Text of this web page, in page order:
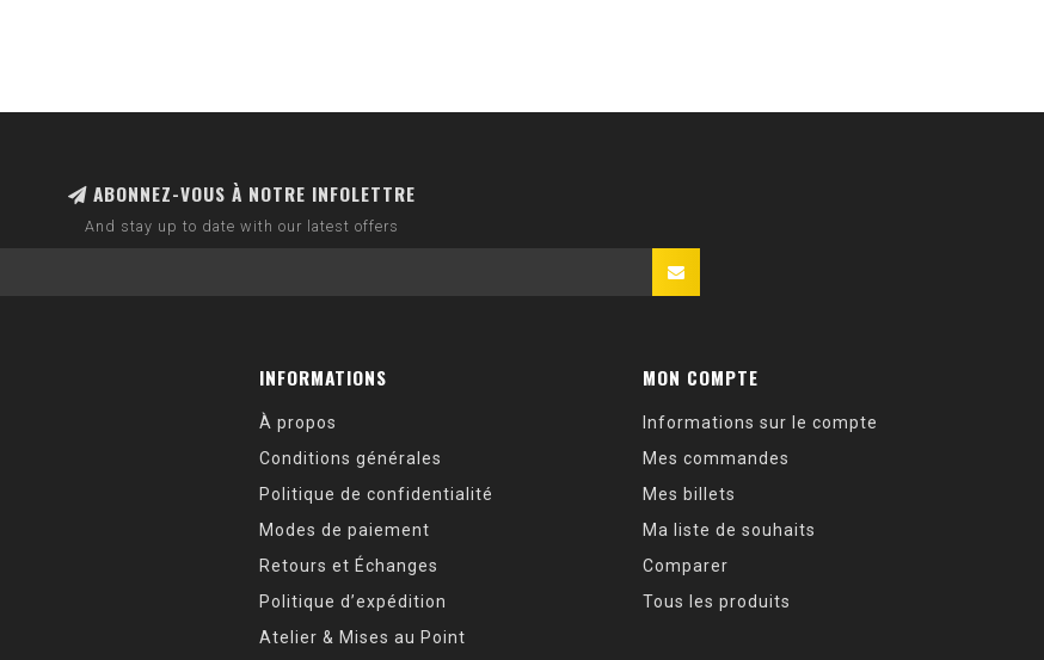
ABONNEZ-VOUS À NOTRE INFOLETTRE
And stay up to date with our latest offers
INFORMATIONS
À propos
Conditions générales
Politique de confidentialité
Modes de paiement
Retours et Échanges
Politique d’expédition
Atelier & Mises au Point
MON COMPTE
Informations sur le compte
Mes commandes
Mes billets
Ma liste de souhaits
Comparer
Tous les produits